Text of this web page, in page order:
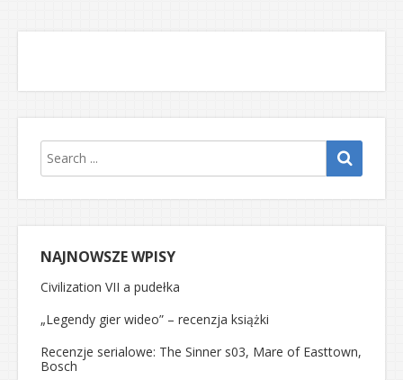
NAJNOWSZE WPISY
Civilization VII a pudełka
„Legendy gier wideo” – recenzja książki
Recenzje serialowe: The Sinner s03, Mare of Easttown,
Bosch